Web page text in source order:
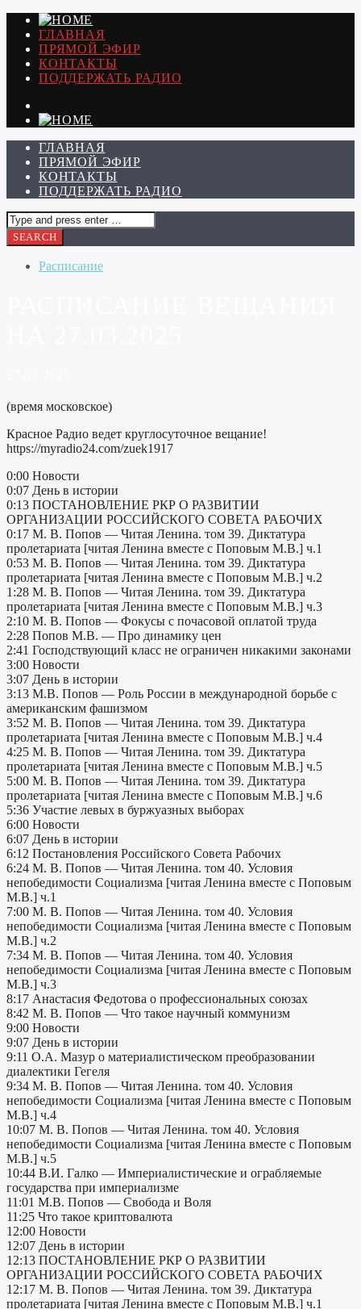
ГЛАВНАЯ
ПРЯМОЙ ЭФИР
КОНТАКТЫ
ПОДДЕРЖАТЬ РАДИО
ГЛАВНАЯ
ПРЯМОЙ ЭФИР
КОНТАКТЫ
ПОДДЕРЖАТЬ РАДИО
Расписание
(время московское)
Красное Радио ведет круглосуточное вещание!
https://myradio24.com/zuek1917
0:00 Новости
0:07 День в истории
0:13 ПОСТАНОВЛЕНИЕ РКР О РАЗВИТИИ
ОРГАНИЗАЦИИ РОССИЙСКОГО СОВЕТА РАБОЧИХ
0:17 М. В. Попов — Читая Ленина. том 39. Диктатура
пролетариата [читая Ленина вместе с Поповым М.В.] ч.1
0:53 М. В. Попов — Читая Ленина. том 39. Диктатура
пролетариата [читая Ленина вместе с Поповым М.В.] ч.2
1:28 М. В. Попов — Читая Ленина. том 39. Диктатура
пролетариата [читая Ленина вместе с Поповым М.В.] ч.3
2:10 М. В. Попов — Фокусы с почасовой оплатой труда
2:28 Попов М.В. — Про динамику цен
2:41 Господствующий класс не ограничен никакими законами
3:00 Новости
3:07 День в истории
3:13 М.В. Попов — Роль России в международной борьбе с
американским фашизмом
3:52 М. В. Попов — Читая Ленина. том 39. Диктатура
пролетариата [читая Ленина вместе с Поповым М.В.] ч.4
4:25 М. В. Попов — Читая Ленина. том 39. Диктатура
пролетариата [читая Ленина вместе с Поповым М.В.] ч.5
5:00 М. В. Попов — Читая Ленина. том 39. Диктатура
пролетариата [читая Ленина вместе с Поповым М.В.] ч.6
5:36 Участие левых в буржуазных выборах
6:00 Новости
6:07 День в истории
6:12 Постановления Российского Совета Рабочих
6:24 М. В. Попов — Читая Ленина. том 40. Условия
непобедимости Социализма [читая Ленина вместе с Поповым
М.В.] ч.1
7:00 М. В. Попов — Читая Ленина. том 40. Условия
непобедимости Социализма [читая Ленина вместе с Поповым
М.В.] ч.2
7:34 М. В. Попов — Читая Ленина. том 40. Условия
непобедимости Социализма [читая Ленина вместе с Поповым
М.В.] ч.3
8:17 Анастасия Федотова о профессиональных союзах
8:42 М. В. Попов — Что такое научный коммунизм
9:00 Новости
9:07 День в истории
9:11 О.А. Мазур о материалистическом преобразовании
диалектики Гегеля
9:34 М. В. Попов — Читая Ленина. том 40. Условия
непобедимости Социализма [читая Ленина вместе с Поповым
М.В.] ч.4
10:07 М. В. Попов — Читая Ленина. том 40. Условия
непобедимости Социализма [читая Ленина вместе с Поповым
М.В.] ч.5
10:44 В.И. Галко — Империалистические и ограбляемые
государства при империализме
11:01 М.В. Попов — Свобода и Воля
11:25 Что такое криптовалюта
12:00 Новости
12:07 День в истории
12:13 ПОСТАНОВЛЕНИЕ РКР О РАЗВИТИИ
ОРГАНИЗАЦИИ РОССИЙСКОГО СОВЕТА РАБОЧИХ
12:17 М. В. Попов — Читая Ленина. том 39. Диктатура
пролетариата [читая Ленина вместе с Поповым М.В.] ч.1